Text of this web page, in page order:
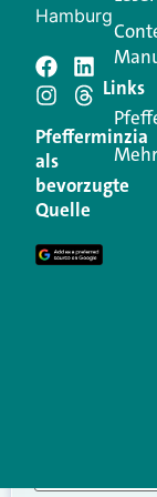
Ihre E-Mail-
Erforderliche
Kommentar
Hamburg
Pfefferminzia
als
bevorzugte
Quelle
Links